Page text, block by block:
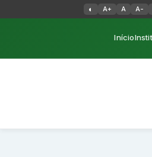
◐ Alternar alto
A+ A A-
Início